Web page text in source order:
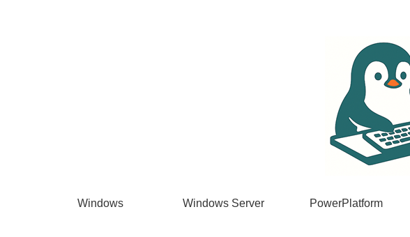
Windows Windows Server PowerPlatform